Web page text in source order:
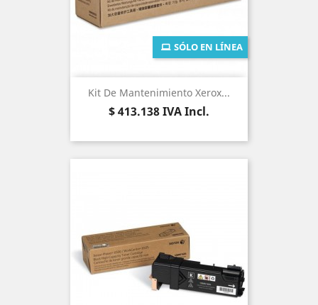
Kit De Mantenimiento Xerox...
Precio
$ 413.138IVA Incl.
SÓLO EN LÍNEA